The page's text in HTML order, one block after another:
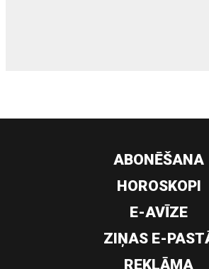
ABONĒŠANA
HOROSKOPI
E-AVĪZE
ZIŅAS E-
REKLĀMA